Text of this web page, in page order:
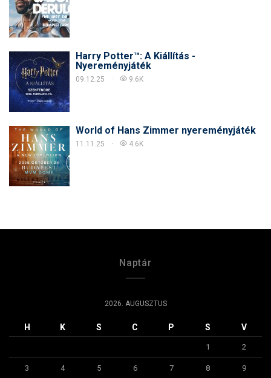
Harry Potter™: A Kiállítás -
Nyereményjáték
09.12.25 9.6K
World of Hans Zimmer nyereményjáték
11.11.25 4.6K
Naptár
2026. AUGUSZTUS
H K S C P S V
1 2
3 4 5 6 7 8 9